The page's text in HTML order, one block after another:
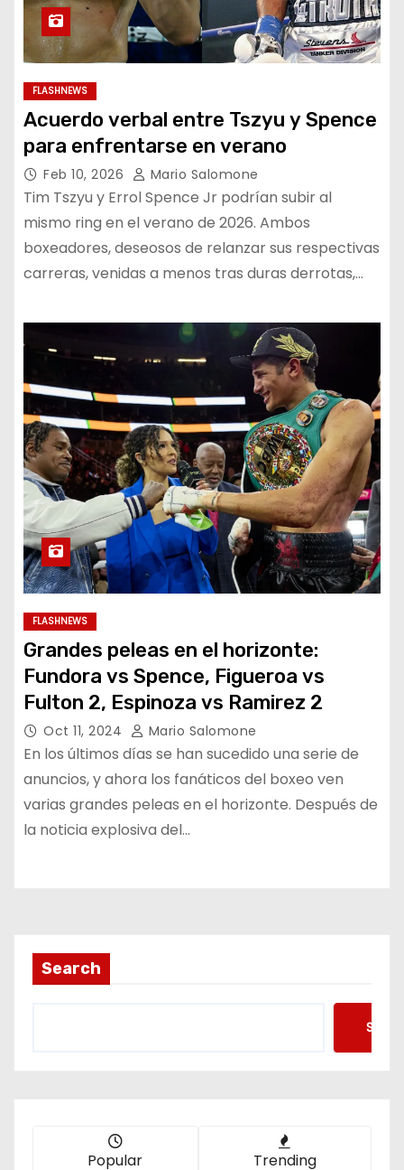
FLASHNEWS
Acuerdo verbal entre Tszyu y Spence
para enfrentarse en verano
Feb 10, 2026 Mario Salomone
Tim Tszyu y Errol Spence Jr podrían subir al
mismo ring en el verano de 2026. Ambos
boxeadores, deseosos de relanzar sus respectivas
carreras, venidas a menos tras duras derrotas,…
FLASHNEWS
Grandes peleas en el horizonte:
Fundora vs Spence, Figueroa vs
Fulton 2, Espinoza vs Ramirez 2
Oct 11, 2024 Mario Salomone
En los últimos días se han sucedido una serie de
anuncios, y ahora los fanáticos del boxeo ven
varias grandes peleas en el horizonte. Después de
la noticia explosiva del…
Search
Popular Trending